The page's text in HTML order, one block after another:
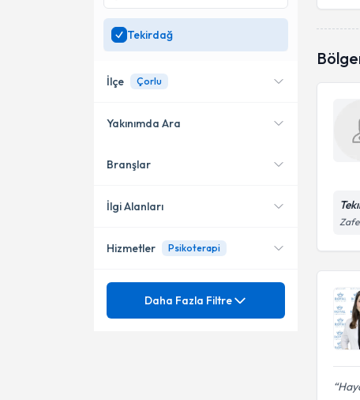
Tekirdağ
İlçe Çorlu
Çerkezköy
Çorlu
Yakınımda Ara
Konumuma yakın uzmanları
Branşlar
Psikiyatri
İlgi Alanları
Depresyon
Hizmetler Psikoterapi
Mezuniyet
Daha Fazla Filtre